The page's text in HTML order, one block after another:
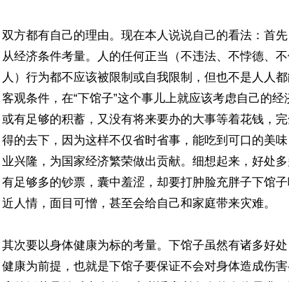
双方都有自己的理由。现在本人说说自己的看法：首
从经济条件考量。人的任何正当（不违法、不悖德、
人）行为都不应该被限制或自我限制，但也不是人人
客观条件，在“下馆子”这个事儿上就应该考虑自己的经
或有足够的积蓄，又没有将来要办的大事等着花钱，
得的去下，因为这样不仅省时省事，能吃到可口的美
业兴隆，为国家经济繁荣做出贡献。细想起来，好处
有足够多的钞票，囊中羞涩，却要打肿脸充胖子下馆
近人情，面目可憎，甚至会给自己和家庭带来灾难。
其次要以身体健康为标的考量。下馆子虽然有诸多好
健康为前提，也就是下馆子要保证不会对身体造成伤